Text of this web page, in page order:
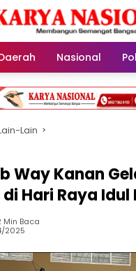
Nasional
Lain
Way Kanan
Hari Raya Idul
Min Baca
2025